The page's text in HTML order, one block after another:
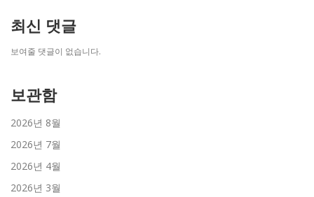
최신 댓글
보여줄 댓글이 없습니다.
보관함
2026년 8월
2026년 7월
2026년 4월
2026년 3월